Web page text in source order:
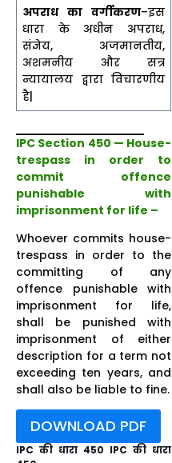
अपराध का वर्गीकरण–इस
धारा के अधीन अपराध,
संज्ञेय, अजमानतीय,
अशमनीय और सत्र
न्यायालय द्वारा विचारणीय
है|
IPC Section 450 — House-
trespass in order to
commit offence
punishable with
imprisonment for life –
Whoever commits house-
trespass in order to the
committing of any
offence punishable with
imprisonment for life,
shall be punished with
imprisonment of either
description for a term not
exceeding ten years, and
shall also be liable to fine.
DOWNLOAD PDF
IPC की धारा 450 IPC की धारा